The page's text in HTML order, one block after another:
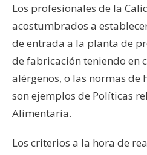
Los profesionales de la
acostumbrados a
de entrada a la planta de
de fabricación teniendo en
alérgenos, o las normas de
son ejemplos de Políticas
Alimentaria.
Los criterios a la hora de